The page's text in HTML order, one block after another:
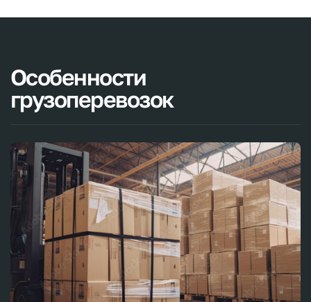
транспорта, эти моменты напрямую влияют на
Весомым вопросом для любого бизнеса в ситуациях,
когда нужноперевезти оборудование
этих услуг. На цену могут влиять сразу несколько
– расстояние;
– размер груза (вес, объем);
– тип транспорта;
– дополнительные услуги.
VIKUD Express предлагает оптимальное соотношение
стоимости и качества предоставляемых услуг, а
также гибкие словия сотрудничества.
Особенности
грузоперевозок